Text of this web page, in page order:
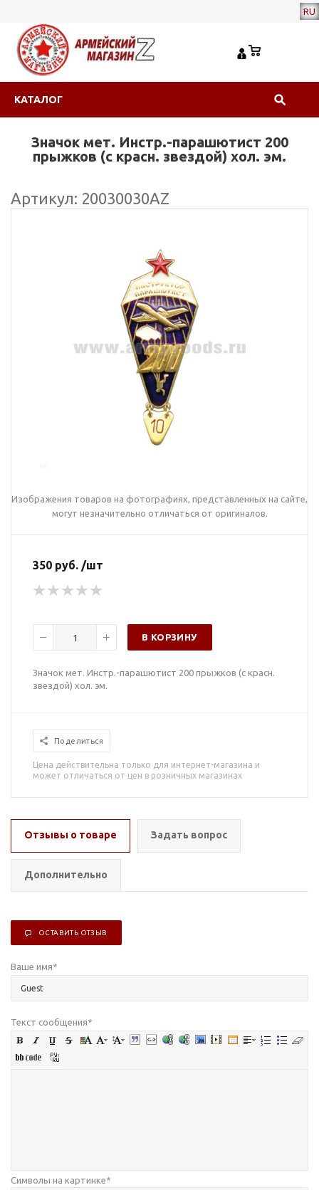
RU
КАТАЛОГ
Значок мет. Инстр.-парашютист 200
прыжков (с красн. звездой) хол. эм.
Артикул: 20030030АZ
Изображения товаров на фотографиях, представленных на сайте,
могут незначительно отличаться от оригиналов.
350 руб. /шт
В КОРЗИНУ
Значок мет. Инстр.-парашютист 200 прыжков (с красн.
звездой) хол. эм.
Поделиться
Цена действительна только для интернет-магазина и
может отличаться от цен в розничных магазинах
Отзывы о товаре Задать вопрос
Дополнительно
ОСТАВИТЬ ОТЗЫВ
Ваше имя*
Текст сообщения*
Символы на картинке*